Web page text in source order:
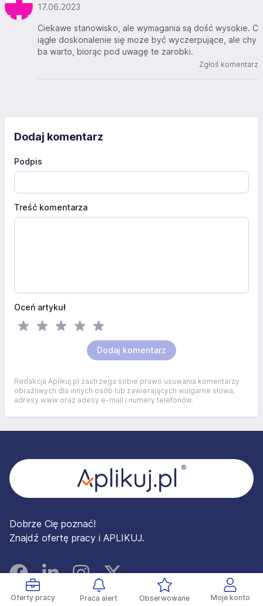
Oferty pracy Praca alert Obserwowane Moje konto
17.06.2023
Ciekawe stanowisko, ale wymagania są dość wysokie. C
iągłe doskonalenie się może być wyczerpujące, ale chy
ba warto, biorąc pod uwagę te zarobki.
Zgłoś komentarz
Dodaj komentarz
Podpis
Treść komentarza
Oceń artykuł
Dodaj komentarz
Redakcja Aplikuj.pl zastrzega sobie prawo usuwania komentarzy
obraźliwych dla innych osób lub zawierających wulgarne słowa,
adresy www oraz adesy e-mail i numery telefonów.
Dobrze Cię poznać!
Znajdź ofertę pracy i APLIKUJ.
FacebookLinked InInstagramInstagram